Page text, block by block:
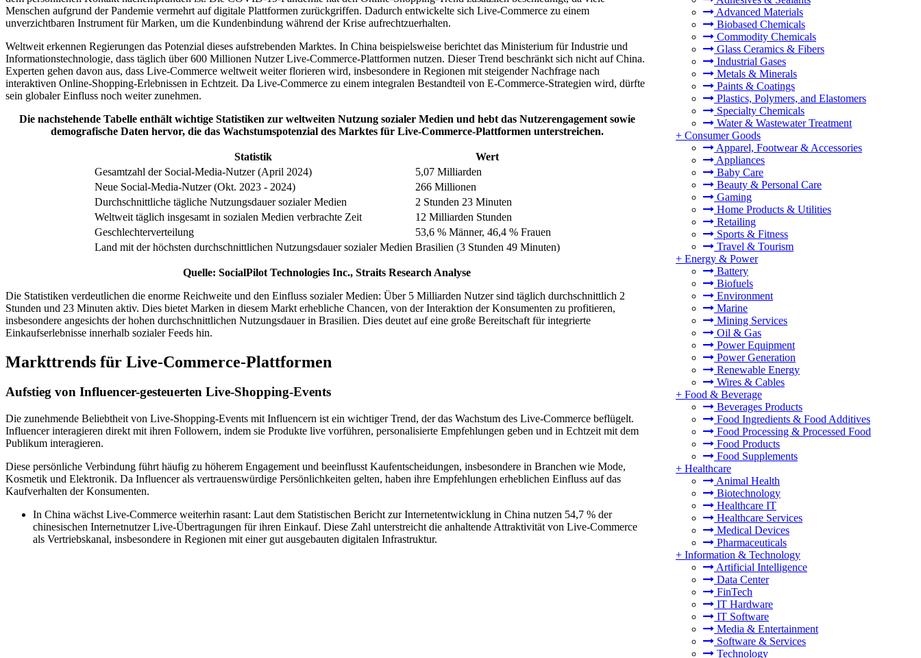
Advanced Materials
Biobased Chemicals
Commodity Chemicals
Glass Ceramics & Fibers
Industrial Gases
Metals & Minerals
Paints & Coatings
Plastics, Polymers, and Elastomers
Specialty Chemicals
Water & Wastewater Treatment
+ Consumer Goods
Apparel, Footwear & Accessories
Appliances
Baby Care
Beauty & Personal Care
Gaming
Home Products & Utilities
Retailing
Sports & Fitness
Travel & Tourism
+ Energy & Power
Battery
Biofuels
Environment
Marine
Mining Services
Oil & Gas
Power Equipment
Power Generation
Renewable Energy
Wires & Cables
+ Food & Beverage
Beverages Products
Food Ingredients & Food Additives
Food Processing & Processed Food
Food Products
Food Supplements
+ Healthcare
Animal Health
Biotechnology
Healthcare IT
Healthcare Services
Medical Devices
Pharmaceuticals
+ Information & Technology
Artificial Intelligence
Data Center
FinTech
IT Hardware
IT Software
Media & Entertainment
Software & Services
Technology
Menschen aufgrund der Pandemie vermehrt auf digitale Plattformen zurückgriffen. Dadurch entwickelte sich Live-Commerce zu einem
unverzichtbaren Instrument für Marken, um die Kundenbindung während der Krise aufrechtzuerhalten.
Weltweit erkennen Regierungen das Potenzial dieses aufstrebenden Marktes. In China beispielsweise berichtet das Ministerium für Industrie und
Informationstechnologie, dass täglich über 600 Millionen Nutzer Live-Commerce-Plattformen nutzen. Dieser Trend beschränkt sich nicht auf China.
Experten gehen davon aus, dass Live-Commerce weltweit weiter florieren wird, insbesondere in Regionen mit steigender Nachfrage nach
interaktiven Online-Shopping-Erlebnissen in Echtzeit. Da Live-Commerce zu einem integralen Bestandteil von E-Commerce-Strategien wird, dürfte
sein globaler Einfluss noch weiter zunehmen.
Die nachstehende Tabelle enthält wichtige Statistiken zur weltweiten Nutzung sozialer Medien und hebt das Nutzerengagement sowie
demografische Daten hervor, die das Wachstumspotenzial des Marktes für Live-Commerce-Plattformen unterstreichen.
Statistik
Wert
Gesamtzahl der Social-Media-Nutzer (April 2024)
5,07 Milliarden
Neue Social-Media-Nutzer (Okt. 2023 - 2024)
266 Millionen
Durchschnittliche tägliche Nutzungsdauer sozialer Medien
2 Stunden 23 Minuten
Weltweit täglich insgesamt in sozialen Medien verbrachte Zeit
12 Milliarden Stunden
Geschlechterverteilung
53,6 % Männer, 46,4 % Frauen
Land mit der höchsten durchschnittlichen Nutzungsdauer sozialer Medien Brasilien (3 Stunden 49 Minuten)
Quelle: SocialPilot Technologies Inc., Straits Research Analyse
Die Statistiken verdeutlichen die enorme Reichweite und den Einfluss sozialer Medien: Über 5 Milliarden Nutzer sind täglich durchschnittlich 2
Stunden und 23 Minuten aktiv. Dies bietet Marken in diesem Markt erhebliche Chancen, von der Interaktion der Konsumenten zu profitieren,
insbesondere angesichts der hohen durchschnittlichen Nutzungsdauer in Brasilien. Dies deutet auf eine große Bereitschaft für integrierte
Einkaufserlebnisse innerhalb sozialer Feeds hin.
Markttrends für Live-Commerce-Plattformen
Aufstieg von Influencer-gesteuerten Live-Shopping-Events
Die zunehmende Beliebtheit von Live-Shopping-Events mit Influencern ist ein wichtiger Trend, der das Wachstum des Live-Commerce beflügelt.
Influencer interagieren direkt mit ihren Followern, indem sie Produkte live vorführen, personalisierte Empfehlungen geben und in Echtzeit mit dem
Publikum interagieren.
Diese persönliche Verbindung führt häufig zu höherem Engagement und beeinflusst Kaufentscheidungen, insbesondere in Branchen wie Mode,
Kosmetik und Elektronik. Da Influencer als vertrauenswürdige Persönlichkeiten gelten, haben ihre Empfehlungen erheblichen Einfluss auf das
Kaufverhalten der Konsumenten.
In China wächst Live-Commerce weiterhin rasant: Laut dem Statistischen Bericht zur Internetentwicklung in China nutzen 54,7 % der
chinesischen Internetnutzer Live-Übertragungen für ihren Einkauf. Diese Zahl unterstreicht die anhaltende Attraktivität von Live-Commerce
als Vertriebskanal, insbesondere in Regionen mit einer gut ausgebauten digitalen Infrastruktur.